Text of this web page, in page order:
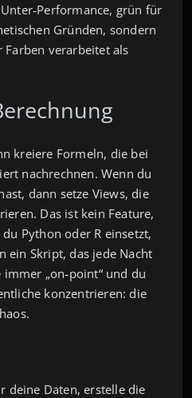
grün für
Gründen, sondern
verarbeitet als
kreiere Formeln, die bei
nachrechnen. Wenn du
dann setze Views, die
Das ist kein Feature,
Python oder R einsetzt,
ein Skript, das jede Nacht
„on‑point“ und du
konzentrieren: die
deine Daten, erstelle die